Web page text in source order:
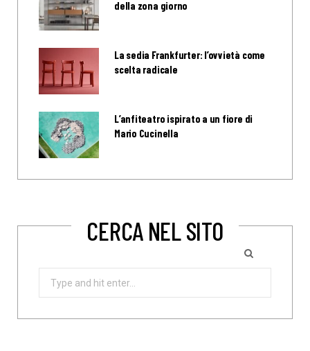
della zona giorno
La sedia Frankfurter: l’ovvietà come
scelta radicale
L’anfiteatro ispirato a un fiore di
Mario Cucinella
CERCA NEL SITO